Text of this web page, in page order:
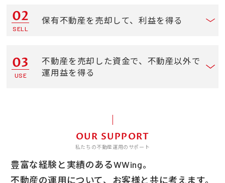
02
SELL
保有不動産を売却して、利益を得る
03
USE
不動産を売却した資金で、不動産以外で
運用益を得る
OUR SUPPORT
私たちの不動産運用のサポート
豊富な経験と実績のあるWWing。
不動産の運用について、お客様と共に考えます。